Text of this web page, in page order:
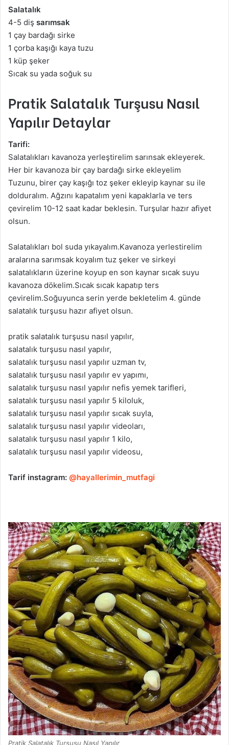
Salatalık
4-5 diş sarımsak
1 çay bardağı sirke
1 çorba kaşığı kaya tuzu
1 küp şeker
Sıcak su yada soğuk su
Pratik Salatalık Turşusu Nasıl
Yapılır Detaylar
Tarifi:
Salatalıkları kavanoza yerleştirelim sarınsak ekleyerek.
Her bir kavanoza bir çay bardağı sirke ekleyelim
Tuzunu, birer çay kaşığı toz şeker ekleyip kaynar su ile
dolduralım. Ağzını kapatalım yeni kapaklarla ve ters
çevirelim 10-12 saat kadar beklesin. Turşular hazır afiyet
olsun.
Salatalıkları bol suda yıkayalım.Kavanoza yerlestirelim
aralarına sarımsak koyalım tuz şeker ve sirkeyi
salatalıkların üzerine koyup en son kaynar sıcak suyu
kavanoza dökelim.Sıcak sıcak kapatıp ters
çevirelim.Soğuyunca serin yerde bekletelim 4. günde
salatalık turşusu hazır afiyet olsun.
pratik salatalık turşusu nasıl yapılır,
salatalık turşusu nasıl yapılır,
salatalık turşusu nasıl yapılır uzman tv,
salatalık turşusu nasıl yapılır ev yapımı,
salatalık turşusu nasıl yapılır nefis yemek tarifleri,
salatalık turşusu nasıl yapılır 5 kiloluk,
salatalık turşusu nasıl yapılır sıcak suyla,
salatalık turşusu nasıl yapılır videoları,
salatalık turşusu nasıl yapılır 1 kilo,
salatalık turşusu nasıl yapılır videosu,
Tarif instagram: @hayallerimin_mutfagi
Pratik Salatalık Turşusu Nasıl Yapılır